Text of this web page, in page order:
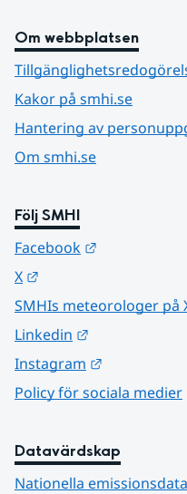
Om webbplatsen
Kakor på smhi.se
Hantering av
Om smhi.se
Följ SMHI
Facebook
X
SMHIs meteorologer på
Linkedin
Instagram
Policy för sociala medier
Datavärdskap
Nationella